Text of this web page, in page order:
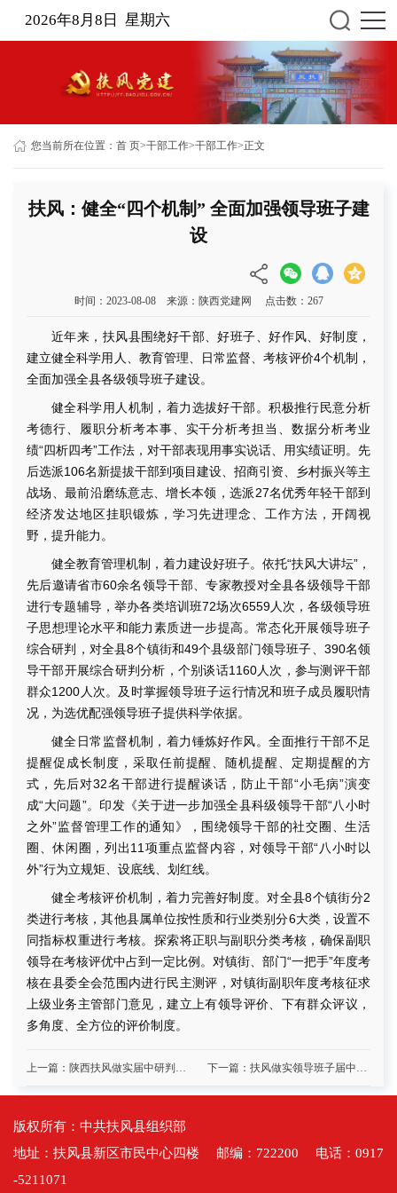
2026年8月8日 星期六
您当前所在位置： 首 页>干部工作>干部工作>正文
扶风：健全“四个机制” 全面加强领导班子建
设
时间：2023-08-08 来源：陕西党建网 点击数： 267
近年来，扶风县围绕好干部、好班子、好作风、好制度，
建立健全科学用人、教育管理、日常监督、考核评价4个机制，
全面加强全县各级领导班子建设。
健全科学用人机制，着力选拔好干部。积极推行民意分析
考德行、履职分析考本事、实干分析考担当、数据分析考业
绩“四析四考”工作法，对干部表现用事实说话、用实绩证明。先
后选派106名新提拔干部到项目建设、招商引资、乡村振兴等主
战场、最前沿磨练意志、增长本领，选派27名优秀年轻干部到
经济发达地区挂职锻炼，学习先进理念、工作方法，开阔视
野，提升能力。
健全教育管理机制，着力建设好班子。依托“扶风大讲坛”，
先后邀请省市60余名领导干部、专家教授对全县各级领导干部
进行专题辅导，举办各类培训班72场次6559人次，各级领导班
子思想理论水平和能力素质进一步提高。常态化开展领导班子
综合研判，对全县8个镇街和49个县级部门领导班子、390名领
导干部开展综合研判分析，个别谈话1160人次，参与测评干部
群众1200人次。及时掌握领导班子运行情况和班子成员履职情
况，为选优配强领导班子提供科学依据。
健全日常监督机制，着力锤炼好作风。全面推行干部不足
提醒促成长制度，采取任前提醒、随机提醒、定期提醒的方
式，先后对32名干部进行提醒谈话，防止干部“小毛病”演变
成“大问题”。印发《关于进一步加强全县科级领导干部“八小时
之外”监督管理工作的通知》，围绕领导干部的社交圈、生活
圈、休闲圈，列出11项重点监督内容，对领导干部“八小时以
外”行为立规矩、设底线、划红线。
健全考核评价机制，着力完善好制度。对全县8个镇街分2
类进行考核，其他县属单位按性质和行业类别分6大类，设置不
同指标权重进行考核。探索将正职与副职分类考核，确保副职
领导在考核评优中占到一定比例。对镇街、部门“一把手”年度考
核在县委全会范围内进行民主测评，对镇街副职年度考核征求
上级业务主管部门意见，建立上有领导评价、下有群众评议，
多角度、全方位的评价制度。
版权所有：中共扶风县组织部
地址：扶风县新区市民中心四楼 邮编：722200 电话：0917
-5211071